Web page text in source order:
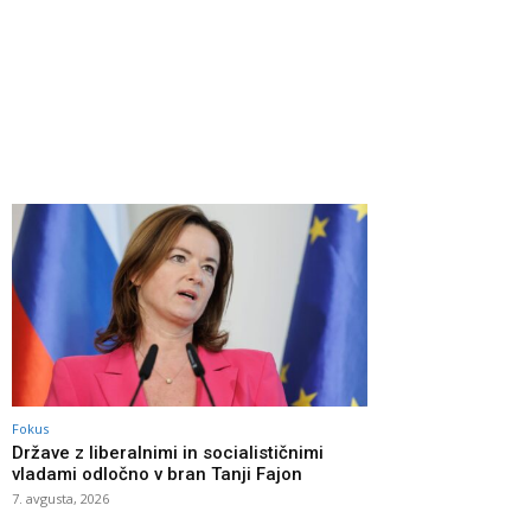
Fokus
Države z liberalnimi in socialističnimi
vladami odločno v bran Tanji Fajon
7. avgusta, 2026